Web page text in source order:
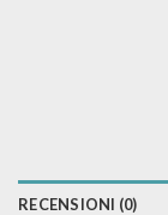
RECENSIONI (0)